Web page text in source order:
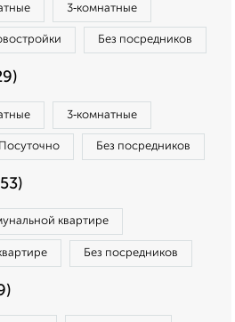
3‑комнатные
Без посредников
3‑комнатные
Посуточно Без посредников
квартире
Без посредников